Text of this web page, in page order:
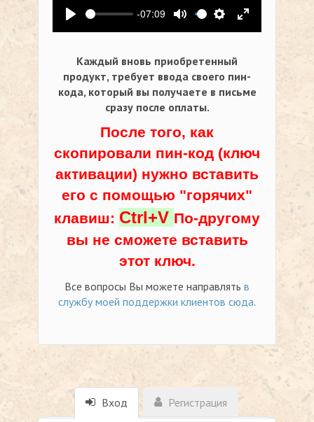
Воспроизвести
-07:09
Выключить звук
Настройки
На весь
Каждый вновь приобретенный
продукт, требует ввода своего пин-
кода, который вы получаете в письме
сразу после оплаты.
После того, как
скопировали пин-код (ключ
активации) нужно вставить
его с помощью "горячих"
клавиш: Ctrl+V По-другому
вы не сможете вставить
этот ключ.
Все вопросы Вы можете направлять в
службу моей поддержки клиентов сюда.
Вход Регистрация